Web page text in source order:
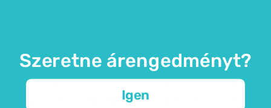
AKombu Laminaria japonicaill. Saccharina
japonica
algánakis tartják. Főleg a part
Szeretne árengedményt?
Igen